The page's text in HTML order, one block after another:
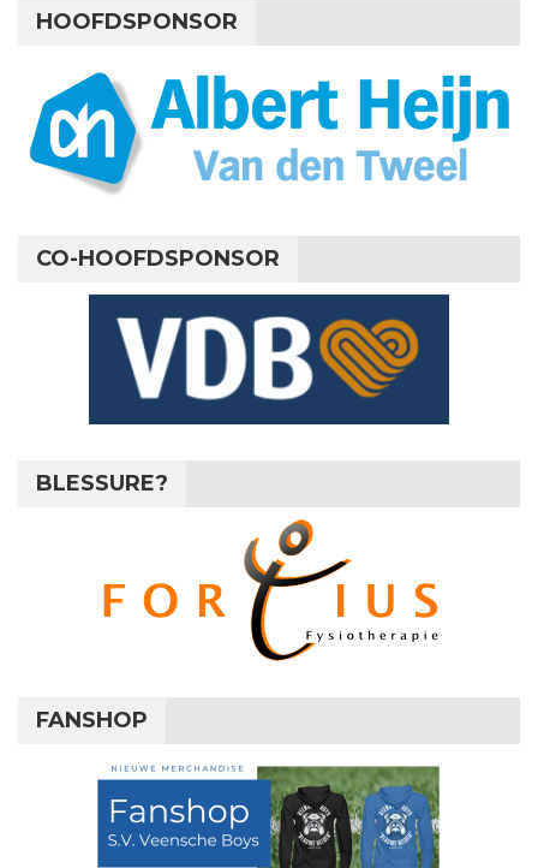
HOOFDSPONSOR
CO-HOOFDSPONSOR
BLESSURE?
FANSHOP